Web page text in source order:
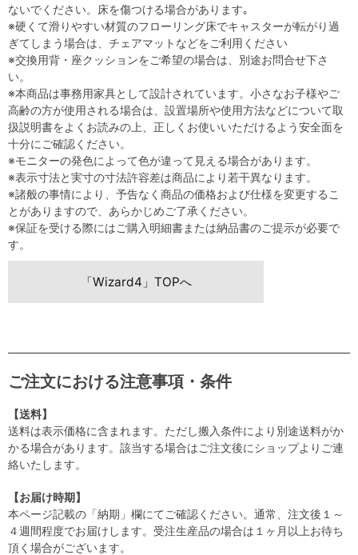
ないでください。床を傷つける場合があります｡
※硬くて滑りやすい材質のフローリング床でキャスターが転がり過
ぎてしまう場合は、チェアマットなどをご利用ください
※交換用背・座クッションをご希望の場合は、別途お問合せ下さ
い。
※本商品は事務用家具として設計されています。小さなお子様やご
高齢の方が使用される場合は、設置場所や使用方法などについて取
扱説明書をよくお読みの上、正しくお使いいただけるよう安全面を
十分にご確認ください。
※モニターの発色によって色が違って見える場合があります。
※表示寸法と実寸の寸法許容差は商品により若干異なります。
※諸般の事情により、予告なく商品の価格および仕様を変更するこ
とがありますので、あらかじめご了承ください。
※保証を受ける際にはご購入明細書または納品書のご提示が必要で
す。
「Wizard4」TOPへ
ご注文における注意事項・条件
【送料】
送料は表示価格に含まれます。ただし搬入条件により別途送料がか
かる場合があります。該当する場合はご注文後にショップよりご連
絡いたします。
【お届け時期】
本ページ記載の「納期」欄にてご確認ください。通常、注文後１～
４週間程度でお届けします。受注生産品の場合は１ヶ月以上お待ち
頂く場合がございます。